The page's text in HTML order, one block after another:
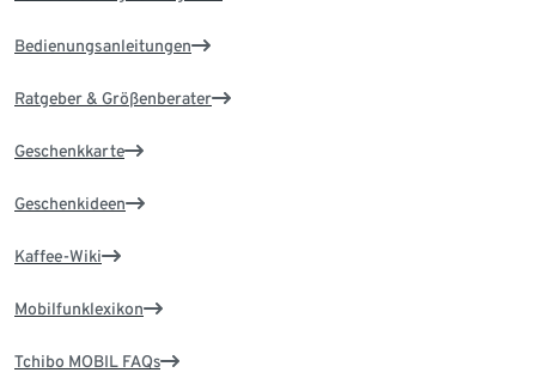
Bedienungsanleitungen
Ratgeber & Größenberater
Geschenkkarte
Geschenkideen
Kaffee-Wiki
Mobilfunklexikon
Tchibo MOBIL FAQs